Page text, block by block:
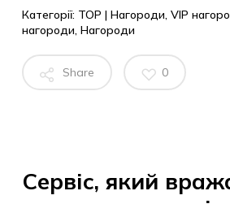
Категорії: TOP | Нагороди, VIP
нагороди, Нагороди
Share 0
Сервіс, який